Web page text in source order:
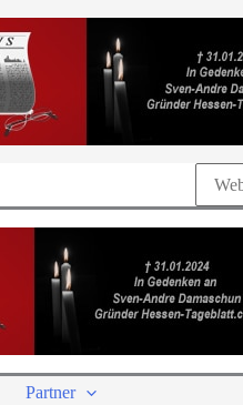
Search
for:
Partner